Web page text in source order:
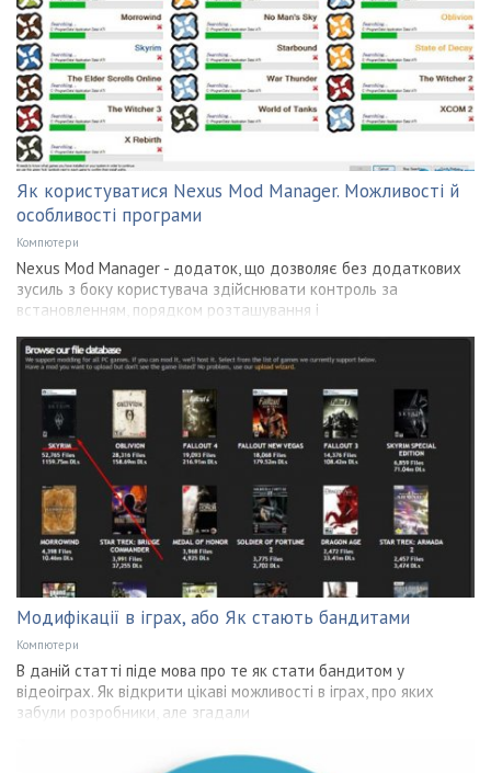
Як користуватися Nexus Mod Manager. Можливості й
особливості програми
Компютери
Nexus Mod Manager - додаток, що дозволяє без додаткових
зусиль з боку користувача здійснювати контроль за
встановленням, порядком розташування і
Модифікації в іграх, або Як стають бандитами
Компютери
В даній статті піде мова про те як стати бандитом у
відеоіграх. Як відкрити цікаві можливості в іграх, про яких
забули розробники, але згадали